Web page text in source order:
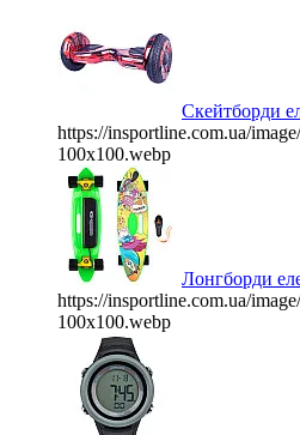
Скейтборди
https://insportline.com.ua/
100x100.webp
Лонгборди
https://insportline.com.ua/
100x100.webp